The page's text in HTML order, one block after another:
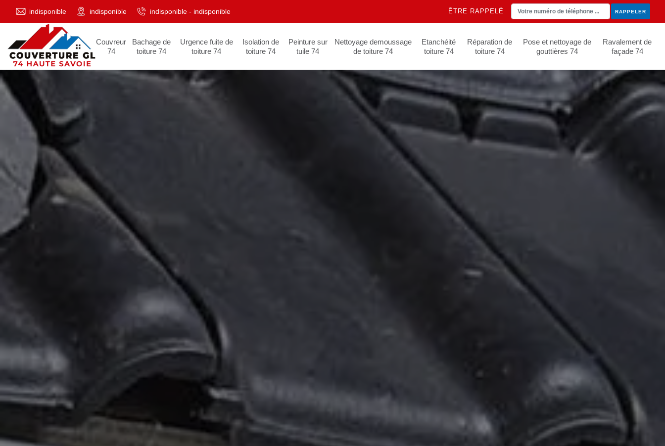
indisponible indisponible indisponible - indisponible ÊTRE RAPPELÉ
Couvreur
74
Bachage de
toiture 74
Urgence fuite de
toiture 74
Isolation de
toiture 74
Peinture sur
tuile 74
Nettoyage demoussage
de toiture 74
Etanchéité
toiture 74
Réparation de
toiture 74
Pose et nettoyage de
gouttières 74
Ravalement de
façade 74